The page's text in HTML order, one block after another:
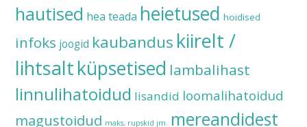
hautised hea teada heietused hoidised
infoks joogid kaubandus kiirelt /
lihtsaltküpsetised lambalihast
linnulihatoidud lisandid loomalihatoidud
magustoidud maks, rupskid jm. mereandidest